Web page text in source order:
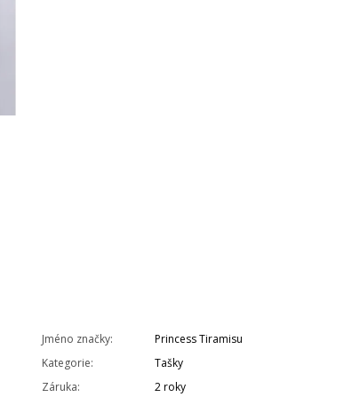
Jméno značky:
Princess Tiramisu
Kategorie:
Tašky
Záruka:
2 roky